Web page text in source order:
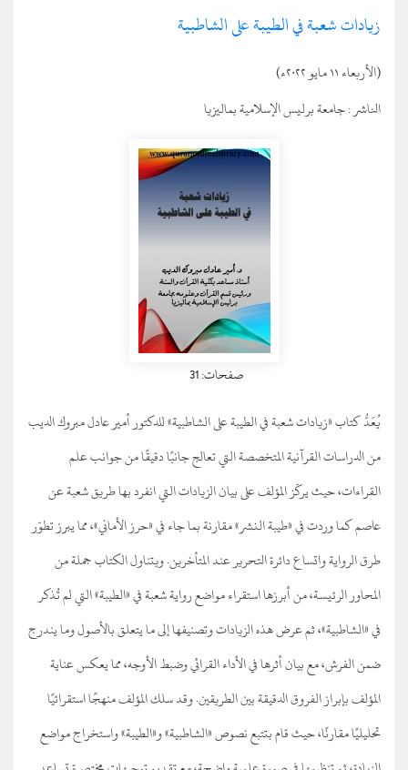
زيادات شعبة في الطيبة على الشاطبية
(الأربعاء ١١ مايو ٢٠٢٢ء)
الناشر :جامعة برليس الإسلامية بماليزيا
صفحات: 31
يُعَدُّ كتاب «زيادات شعبة في الطيبة على الشاطبية» للدكتور أمير عادل مبروك الديب
من الدراسات القرآنية المتخصصة التي تعالج جانبًا دقيقًا من جوانب علم
القراءات، حيث يركّز المؤلف على بيان الزيادات التي انفرد بها طريق شعبة عن
عاصم كما وردت في «طيبة النشر» مقارنة بما جاء في «حرز الأماني»، مما يبرز تطوّر
طرق الرواية واتساع دائرة التحرير عند المتأخرين. ويتناول الكتاب جملة من
المحاور الرئيسة، من أبرزها استقراء مواضع رواية شعبة في «الطيبة» التي لم تُذكر
في «الشاطبية»، ثم عرض هذه الزيادات وتصنيفها إلى ما يتعلق بالأصول وما يندرج
ضمن الفرش، مع بيان أثرها في الأداء القرائي وضبط الأوجه، مما يعكس عناية
المؤلف بإبراز الفروق الدقيقة بين الطريقين. وقد سلك المؤلف منهجًا استقرائيًا
تحليليًا مقارنًا، حيث قام بتتبع نصوص «الشاطبية» و«الطيبة» واستخراج مواضع